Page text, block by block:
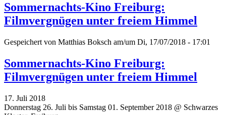
Sommernachts-Kino Freiburg:
Filmvergnügen unter freiem Himmel
Gespeichert von Matthias Boksch am/um Di, 17/07/2018 - 17:01
Sommernachts-Kino Freiburg:
Filmvergnügen unter freiem Himmel
17. Juli 2018
Donnerstag 26. Juli bis Samstag 01. September 2018 @ Schwarzes